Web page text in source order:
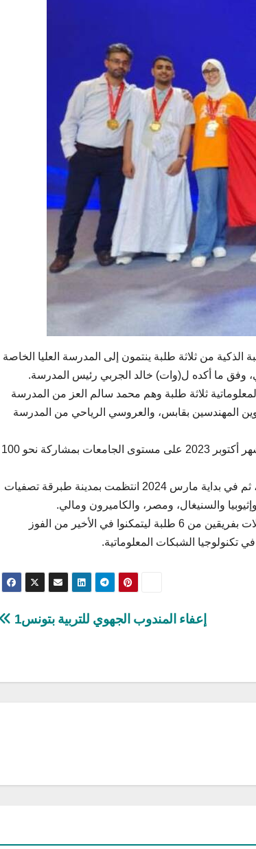
الذكية من ثلاثة طلبة ينتمون إلى المدرسة العليا الخاصة
المعلوماتية ثلاثة طلبة وهم محمد سالم العز من المدرسة
المهندسين بقابس، والعروسي الرياحي من المدرسة
وتنقسم هذه المسابقة إلى 4 تصفيات، وانطلقت أولى التصفيات في بداية شهر أكتوبر 2023 على مستوى الجامعات بمشاركة نحو 100
وفي ديسمبر 2023 تم تنظيم تصفيات على مستوى وطني في نحو 100 بلد، ثم في بداية مارس 2024 انتظمت بمدينة طبرقة تصفيات
وترشحت تونس إلى النهائي العالمي لمسابقة تكنولوجيا المعلومات والاتصالات بفريقين من 6 طلبة ليتمكنوا في الأخير من الفوز
في تكنولوجيا الشبكات المعلوماتية.
إعفاء المندوب الجهوي للتربية بتونس1